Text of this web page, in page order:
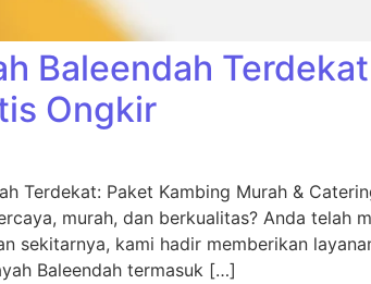
Baleendah
Ongkir
Terdekat: Paket Kambing Murah &
murah, dan berkualitas? Anda telah
sekitarnya, kami hadir memberikan
Baleendah termasuk […]